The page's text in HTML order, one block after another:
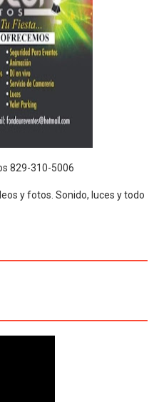
829-310-5006
y fotos. Sonido, luces y todo